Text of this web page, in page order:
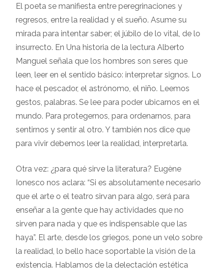
El poeta se manifiesta entre peregrinaciones y
regresos, entre la realidad y el sueño. Asume su
mirada para intentar saber; el júbilo de lo vital, de lo
insurrecto. En Una historia de la lectura Alberto
Manguel señala que los hombres son seres que
leen, leer en el sentido básico: interpretar signos. Lo
hace el pescador, el astrónomo, el niño. Leemos
gestos, palabras. Se lee para poder ubicarnos en el
mundo. Para protegernos, para ordenarnos, para
sentirnos y sentir al otro. Y también nos dice que
para vivir debemos leer la realidad, interpretarla.
Otra vez: ¿para qué sirve la literatura? Eugène
Ionesco nos aclara: “Si es absolutamente necesario
que el arte o el teatro sirvan para algo, será para
enseñar a la gente que hay actividades que no
sirven para nada y que es indispensable que las
haya”. El arte, desde los griegos, pone un velo sobre
la realidad, lo bello hace soportable la visión de la
existencia. Hablamos de la delectación estética